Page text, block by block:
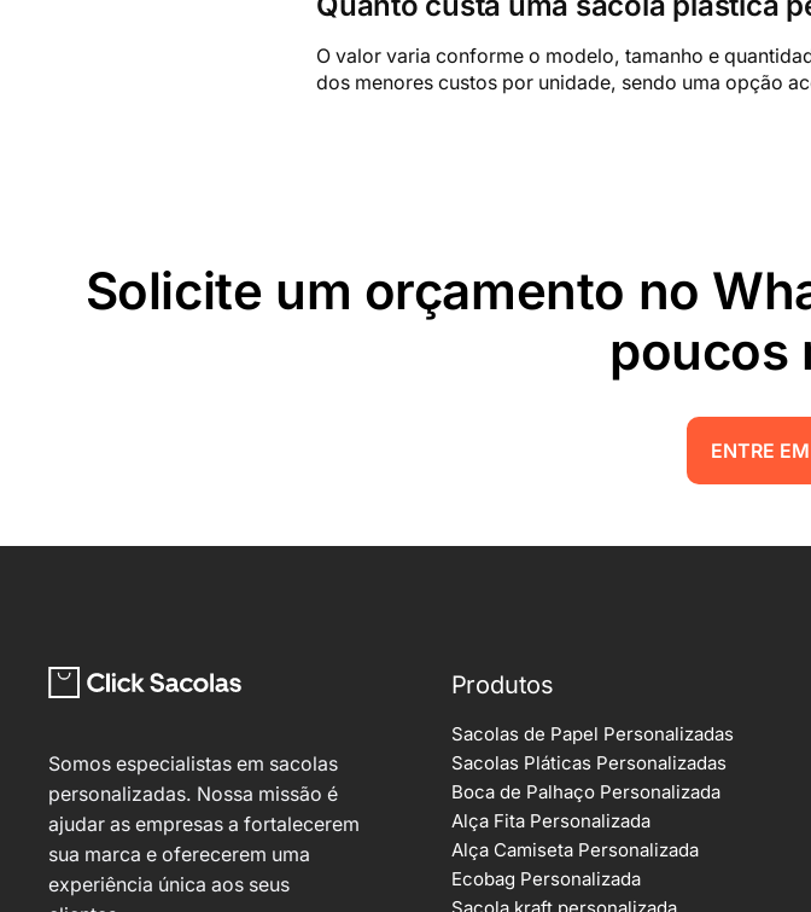
O valor varia conforme o modelo, tamanho e
dos menores custos por unidade, sendo uma opção
Solicite um orçamento no
poucos
ENTRE
Somos especialistas em sacolas
personalizadas. Nossa missão é
ajudar as empresas a fortalecerem
sua marca e oferecerem uma
experiência única aos seus
Produtos
Sacolas de Papel Personalizadas
Sacolas Pláticas Personalizadas
Boca de Palhaço Personalizada
Alça Fita Personalizada
Alça Camiseta Personalizada
Ecobag Personalizada
Sacola kraft personalizada